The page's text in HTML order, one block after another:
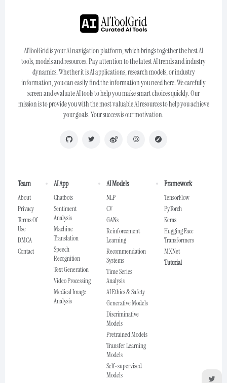
AIToolGrid is your AI navigation platform, which brings together the best AI
tools, models and resources. Pay attention to the latest AI trends and industry
dynamics. Whether it is AI applications, research models, or industry
information, you can easily find the information you need here. We carefully
screen and evaluate AI tools to help you make smart choices quickly. Our
mission is to provide you with the most valuable AI resources to help you achieve
your goals. Your success is our motivation.
Team
About
Privacy
Terms Of
Use
DMCA
Contact
AI App
Chatbots
Sentiment
Analysis
Machine
Translation
Speech
Recognition
Text Generation
Video Processing
Medical Image
Analysis
AI Models
NLP
CV
GANs
Reinforcement
Learning
Recommendation
Systems
Time Series
Analysis
AI Ethics & Safety
Generative Models
Discriminative
Models
Pretrained Models
Transfer Learning
Models
Self-supervised
Models
Framework
TensorFlow
PyTorch
Keras
Hugging Face
Transformers
MXNet
Tutorial